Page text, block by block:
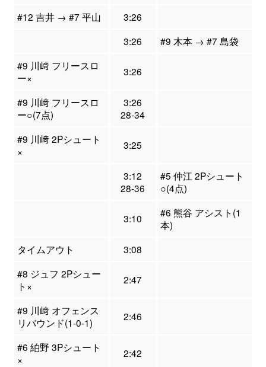
#12 吉井 → #7 平山
3:26
3:26
#9 木本 → #7 島袋
#9 川﨑 フリースロ
ー×
3:26
#9 川﨑 フリースロ
ー○(7点)
3:26
28-34
#9 川﨑 2Pシュート
×
3:25
3:12
28-36
#5 仲江 2Pシュート
○(4点)
3:10
#6 熊谷 アシスト(1
本)
タイムアウト
3:08
#8 ジュフ 2Pシュー
ト×
2:47
#9 川﨑 オフェンス
リバウンド(1-0-1)
2:46
#6 絈野 3Pシュート
×
2:42